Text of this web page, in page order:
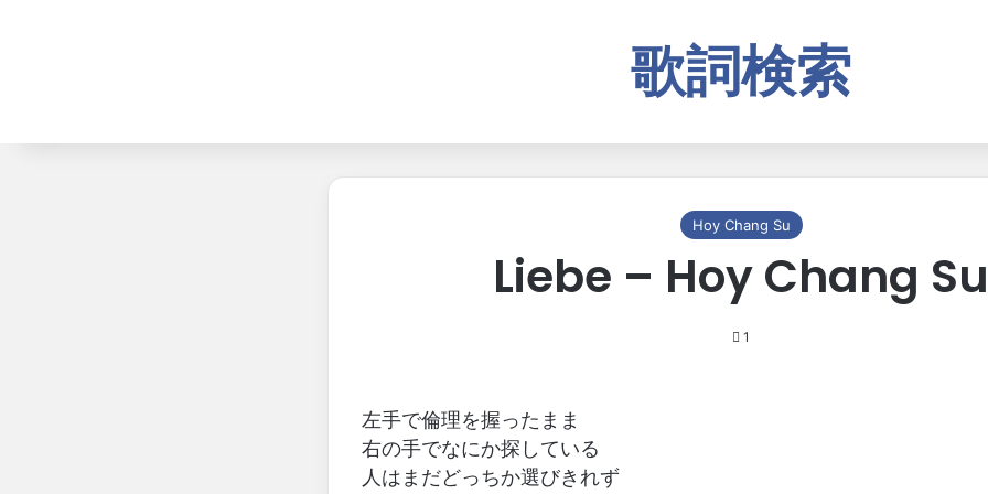
歌詞検索
Hoy Chang Su
Liebe – Hoy Chang Su
1
左手で倫理を握ったまま
右の手でなにか探している
人はまだどっちか選びきれず